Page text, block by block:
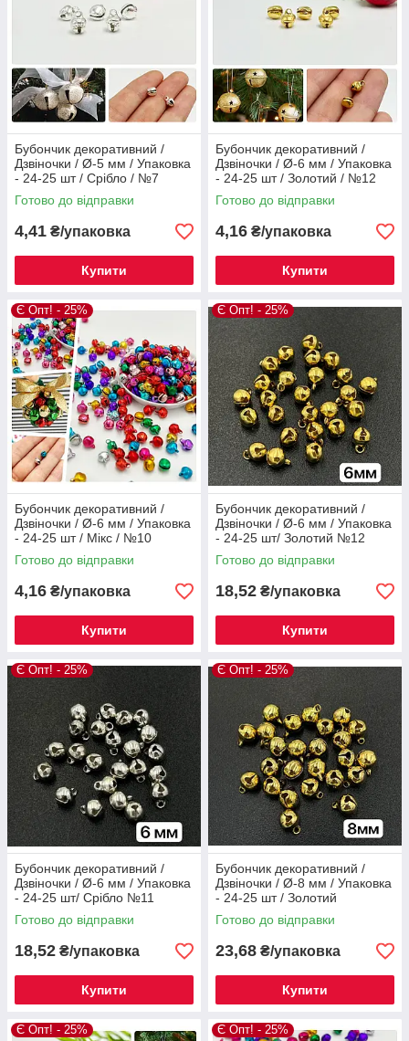
Бубончик декоративний /
Дзвіночки / Ø-5 мм / Упаковка
- 24-25 шт / Срібло / №7
Готово до відправки
4,41 ₴/упаковка
Купити
Бубончик декоративний /
Дзвіночки / Ø-6 мм / Упаковка
- 24-25 шт / Золотий / №12
Готово до відправки
4,16 ₴/упаковка
Купити
Є Опт! - 25%
Бубончик декоративний /
Дзвіночки / Ø-6 мм / Упаковка
- 24-25 шт / Мікс / №10
Готово до відправки
4,16 ₴/упаковка
Купити
Є Опт! - 25%
Бубончик декоративний /
Дзвіночки / Ø-6 мм / Упаковка
- 24-25 шт/ Золотий №12
Готово до відправки
18,52 ₴/упаковка
Купити
Є Опт! - 25%
Бубончик декоративний /
Дзвіночки / Ø-6 мм / Упаковка
- 24-25 шт/ Срібло №11
Готово до відправки
18,52 ₴/упаковка
Купити
Є Опт! - 25%
Бубончик декоративний /
Дзвіночки / Ø-8 мм / Упаковка
- 24-25 шт / Золотий
Готово до відправки
23,68 ₴/упаковка
Купити
Є Опт! - 25% Є Опт! - 25%